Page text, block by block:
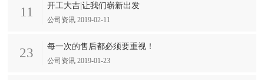
11 开工大吉|让我们崭新出发
公司资讯 2019-02-11
23 每一次的售后都必须要重视！
公司资讯 2019-01-23